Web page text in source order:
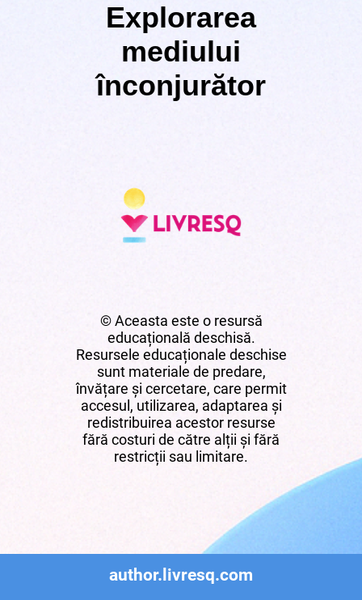
Explorarea
mediului
înconjurător
© Aceasta este o resursă
educațională deschisă.
Resursele educaționale deschise
sunt materiale de predare,
învățare și cercetare, care permit
accesul, utilizarea, adaptarea și
redistribuirea acestor resurse
fără costuri de către alții și fără
restricții sau limitare.
author.livresq.com